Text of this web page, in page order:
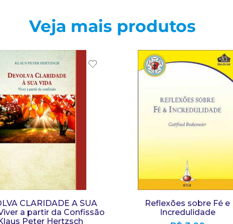
Veja mais produtos
CLARIDADE A SUA
a partir da Confissão
Peter Hertzsch
Reflexões sobre Fé e
Incredulidade